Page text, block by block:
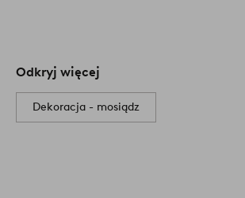
Odkryj więcej
Dekoracja - mosiądz